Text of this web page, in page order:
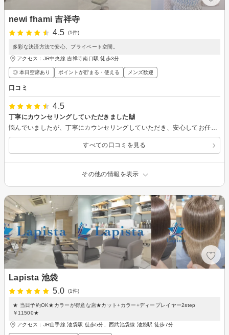
newi fhami 吉祥寺
4.5
(1件)
多彩な決済方法で安心、プライベート空間。
アクセス：JR中央線 吉祥寺南口駅 徒歩3分
◎ 本日空席あり ポイントが貯まる・使える メンズ歓迎
口コミ
4.5
丁寧にカウンセリングしていただきました🙌
悩んでいましたが、丁寧にカウンセリングしていただき、安心してお任せできました🙌家でのヘアセット方法も教えていただいたり満足です！ ありがとうございました✨
すべての口コミを見る
その他の情報を表示
Lapista 池袋
5.0
(1件)
★ 当日予約OK★カラーが得意な店★カット+カラー+ディープレイヤー2step
￥11500★
アクセス：JR山手線 池袋駅 徒歩5分、西武池袋線 池袋駅 徒歩7分